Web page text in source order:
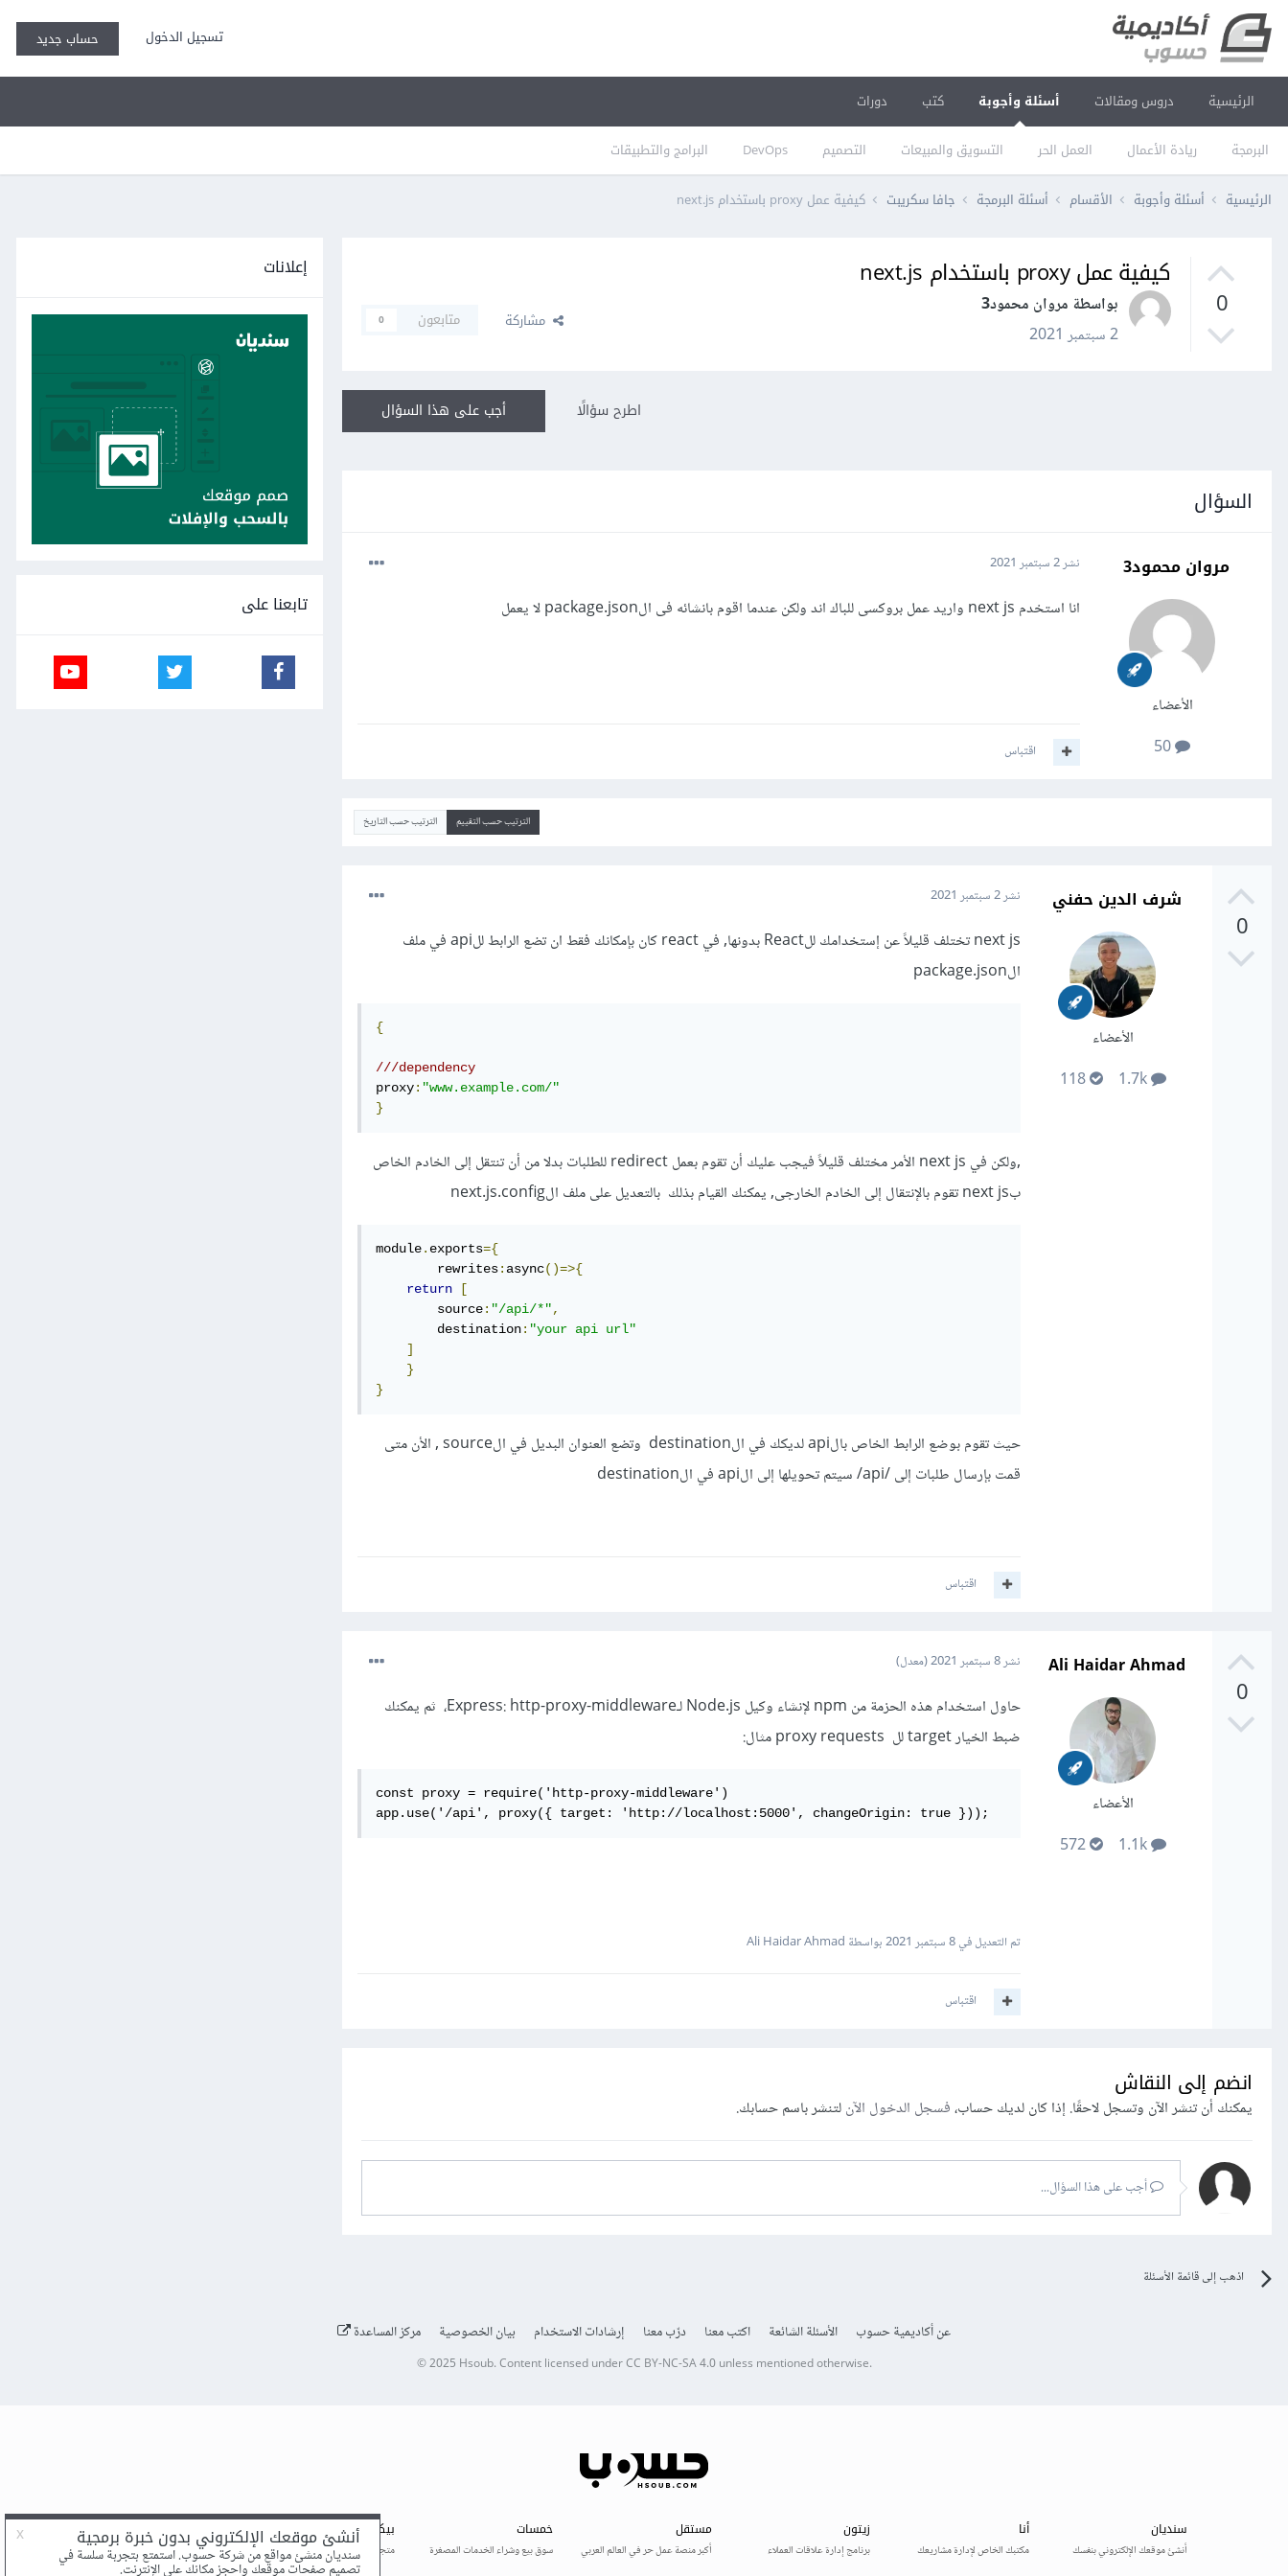
تسجيل الدخول حساب جديد
الرئيسية دروس ومقالات أسئلة وأجوبة
البرمجة ريادة الأعمال العمل الحر التسويق والمبيعات التصميم DevOps البرامج والتطبيقات
كتب دورات
الرئيسية أسئلة وأجوبة الأقسام أسئلة البرمجة جافا سكريبت كيفية عمل proxy باستخدام next.js
0
كيفية عمل proxy باستخدام next.js
بواسطة مروان محمود3
2 سبتمبر 2021
مشاركة متابعون 0
أجب على هذا السؤال اطرح سؤالًا
السؤال
مروان محمود3
الأعضاء
نشر2 سبتمبر 2021
انا استخدم next js واريد عمل بروكسى للباك اند ولكن عندما اقوم بانشائه فى الpackage.json لا يعمل
اقتباس
الترتيب حسب التقييم الترتيب حسب التاريخ
0
شرف الدين حفني
الأعضاء
1.7k
118
نشر2 سبتمبر 2021
next js تختلف قليلاً عن إستخدامك للReact بدونها, في react كان بإمكانك فقط ان تضع الرابط للapi في ملف
الpackage.json
{
///dependency
proxy: "www.example.com/"
}
,ولكن في next js الأمر مختلف قليلاً فيجب عليك أن تقوم بعمل redirect للطلبات بدلا من أن تنتقل إلى الخادم الخاص
بnext js تقوم بالإنتقال إلى الخادم الخارجى, يمكنك القيام بذلك بالتعديل على ملف الnext.js.config
module. exports={
	rewrites
: async()=>{
return
[
    	source
: "/api/*",
        destination
: "your api url"
]
}
}
حيث تقوم بوضع الرابط الخاص بالapi لديكك في الdestination وتضع العنوان البديل في الsource , الأن متى
قمت بإرسال طلبات إلى /api/ سيتم تحويلها إلى الapi في الdestination
اقتباس
0
Ali Haidar Ahmad
الأعضاء
1.1k
572
نشر8 سبتمبر 2021 (معدل)
حاول استخدام هذه الحزمة من npm لإنشاء وكيل Node.js لـExpress: http-proxy-middleware، ثم يمكنك
ضبط الخيار target لل proxy requests مثال:
const proxy = require('http-proxy-middleware')
app.use('/api', proxy({ target: 'http://localhost:5000', changeOrigin: true }));
تم التعديل في8 سبتمبر 2021 بواسطة Ali Haidar Ahmad
اقتباس
انضم إلى النقاش
يمكنك أن تنشر الآن وتسجل لاحقًا. إذا كان لديك حساب،فسجل الدخول الآنلتنشر باسم حسابك.
أجب على هذا السؤال...
اذهب إلى قائمة الأسئلة
إعلانات
تابعنا على
عن أكاديمية حسوب الأسئلة الشائعة اكتب معنا درّب معنا إرشادات الاستخدام بيان الخصوصية مركز المساعدة
© 2025 Hsoub.Content licensed underCC BY-NC-SA 4.0unless mentioned otherwise.